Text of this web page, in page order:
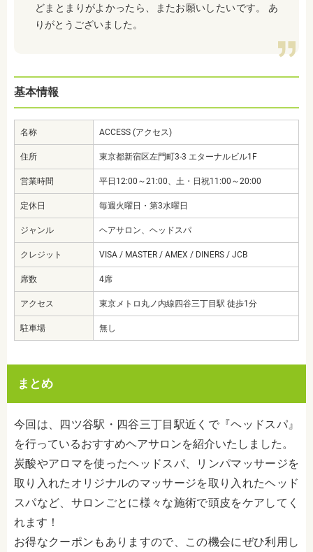
どまとまりがよかったら、またお願いしたいです。 あ
りがとうございました。
基本情報
名称 ACCESS (アクセス)
住所 東京都新宿区左門町3-3 エターナルビル1F
営業時間 平日12:00～21:00、土・日祝11:00～20:00
定休日 毎週火曜日・第3水曜日
ジャンル ヘアサロン、ヘッドスパ
クレジット VISA / MASTER / AMEX / DINERS / JCB
席数 4席
アクセス 東京メトロ丸ノ内線四谷三丁目駅 徒歩1分
駐車場 無し
まとめ
今回は、四ツ谷駅・四谷三丁目駅近くで『ヘッドスパ』
を行っているおすすめヘアサロンを紹介いたしました。
炭酸やアロマを使ったヘッドスパ、リンパマッサージを
取り入れたオリジナルのマッサージを取り入れたヘッド
スパなど、サロンごとに様々な施術で頭皮をケアしてく
れます！
お得なクーポンもありますので、この機会にぜひ利用し